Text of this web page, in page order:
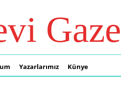
Yazarlarımız Künye